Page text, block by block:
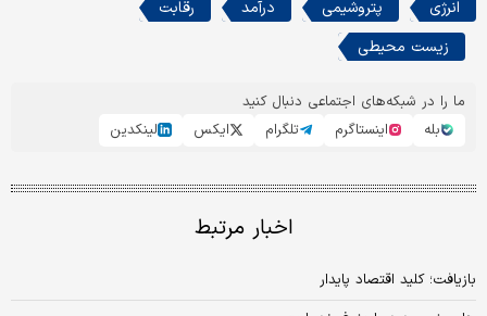
انرژی پتروشیمی درآمد
رقابت
زیست محیطی
ما را در شبکه‌های اجتماعی دنبال کنید
بله
اینستاگرم تلگرام ایکس لینکدین
اخبار مرتبط
بازیافت؛ کلید اقتصاد پایدار